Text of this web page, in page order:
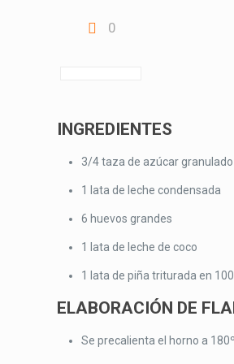
0
INGREDIENTES
3/4 taza de azúcar granulado
1 lata de leche condensada
6 huevos grandes
1 lata de leche de coco
1 lata de piña triturada en
ELABORACIÓN DE
Se precalienta el horno a